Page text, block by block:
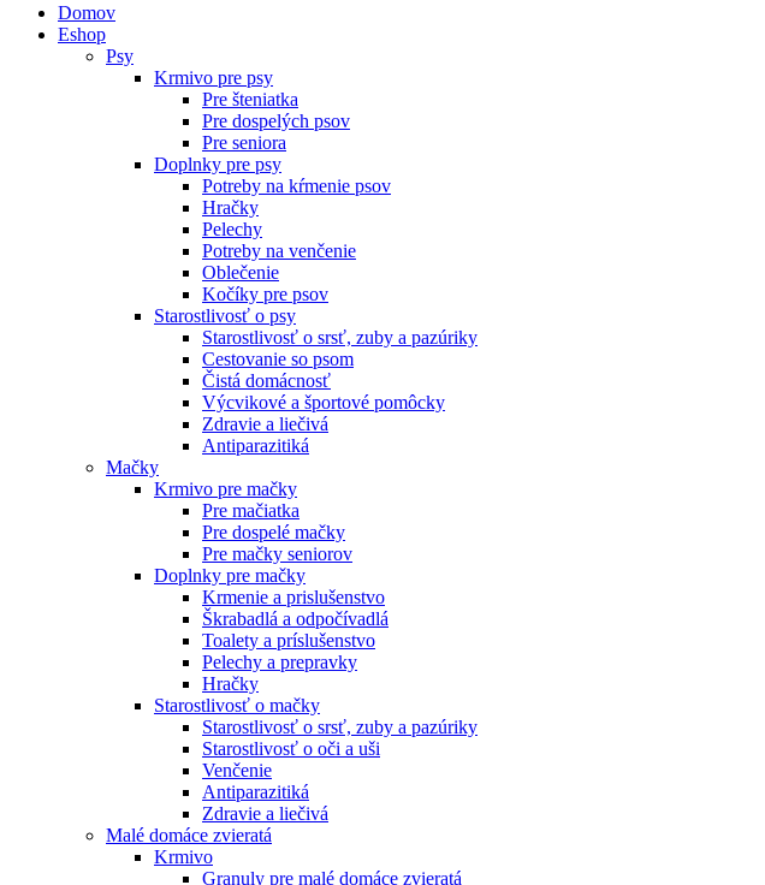
Domov
Eshop
Psy
Krmivo pre psy
Pre šteniatka
Pre dospelých psov
Pre seniora
Doplnky pre psy
Potreby na kŕmenie psov
Hračky
Pelechy
Potreby na venčenie
Oblečenie
Kočíky pre psov
Starostlivosť o psy
Starostlivosť o srsť, zuby a pazúriky
Cestovanie so psom
Čistá domácnosť
Výcvikové a športové pomôcky
Zdravie a liečivá
Antiparazitiká
Mačky
Krmivo pre mačky
Pre mačiatka
Pre dospelé mačky
Pre mačky seniorov
Doplnky pre mačky
Krmenie a prislušenstvo
Škrabadlá a odpočívadlá
Toalety а príslušenstvo
Pelechy a prepravky
Hračky
Starostlivosť o mačky
Starostlivosť o srsť, zuby a pazúriky
Starostlivosť o oči a uši
Venčenie
Antiparazitiká
Zdravie a liečivá
Malé domáce zvieratá
Krmivo
Granuly pre malé domáce zvieratá